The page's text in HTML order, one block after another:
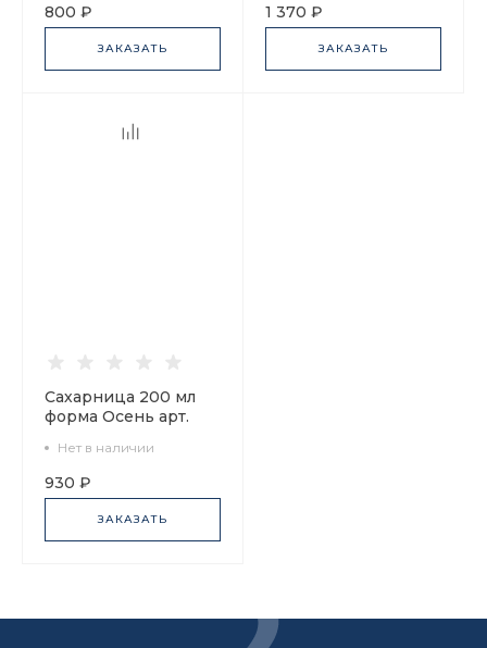
92.91146.25.1
800 ₽
ЗАКАЗАТЬ
1 370 ₽
ЗАКАЗАТЬ
Сахарница 200 мл
форма Осень арт.
Нет в наличии
930 ₽
ЗАКАЗАТЬ